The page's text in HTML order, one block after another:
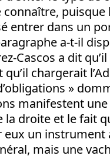
connaître, puisque
entrer dans un
a-t-il
Cascos a dit
qu’il chargerait
»
manifestent
la droite et le fait
eux un instrument
mais une